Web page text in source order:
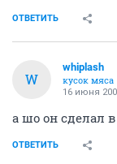
ОТВЕТИТЬ
W
whiplash
кусок мяса
16 июня
а шо он сделал
ОТВЕТИТЬ